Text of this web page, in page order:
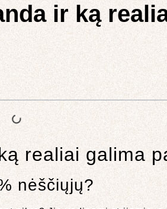
ir ką
realiai galima
nėščiųjų?